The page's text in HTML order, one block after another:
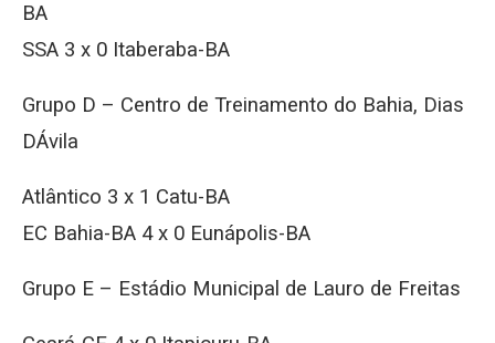
BA
SSA 3 x 0 Itaberaba-BA
Grupo D – Centro de Treinamento do Bahia, Dias
DÁvila
Atlântico 3 x 1 Catu-BA
EC Bahia-BA 4 x 0 Eunápolis-BA
Grupo E – Estádio Municipal de Lauro de Freitas